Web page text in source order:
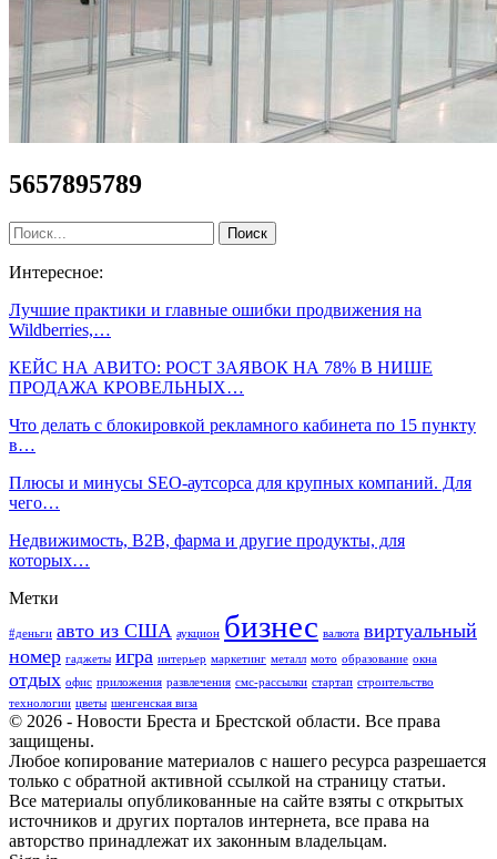
5657895789
Интересное:
Лучшие практики и главные ошибки продвижения на
Wildberries,…
КЕЙС НА АВИТО: РОСТ ЗАЯВОК НА 78% В НИШЕ
ПРОДАЖА КРОВЕЛЬНЫХ…
Что делать с блокировкой рекламного кабинета по 15 пункту
в…
Плюсы и минусы SEO-аутсорса для крупных компаний. Для
чего…
Недвижимость, B2B, фарма и другие продукты, для
которых…
Метки
#деньги авто из США аукцион бизнес валюта виртуальный
номер гаджеты игра интерьер маркетинг металл мото образование окна
отдых офис приложения развлечения смс-рассылки стартап строительство
технологии цветы шенгенская виза
© 2026 - Новости Бреста и Брестской области. Все права
защищены.
Любое копирование материалов с нашего ресурса разрешается
только с обратной активной ссылкой на страницу статьи.
Все материалы опубликованные на сайте взяты с открытых
источников и других порталов интернета, все права на
авторство принадлежат их законным владельцам.